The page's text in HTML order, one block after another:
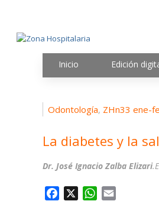
Inicio Edición
Odontología, ZHn33 ene-
La diabetes y la
Dr. José Ignacio Zalba Elizari
W